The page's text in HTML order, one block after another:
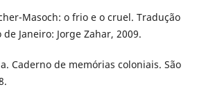
Masoch: o frio e o cruel. Tradução
de Janeiro: Jorge Zahar, 2009.
Caderno de memórias coloniais. São